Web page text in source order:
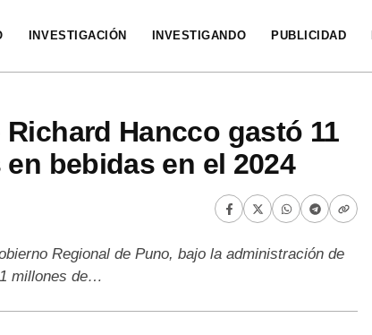
INVESTIGACIÓN INVESTIGANDO PUBLICIDAD
Hancco gastó 11
bebidas en el 2024
Regional de Puno, bajo la administración de
millones de…